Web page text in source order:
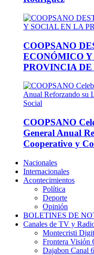
COOPSANO
ECONÓMICO
PROVINCIA
COOPSANO
General Anual
Cooperativo y
Nacionales
Internacionales
Acontecimientos
Política
Deporte
Opinión
BOLETINES DE
Canales de TV y
Montecristi
Frontera Visión
Dajabon Canal 6